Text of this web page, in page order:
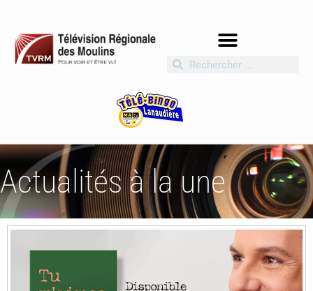
Actualités à la une